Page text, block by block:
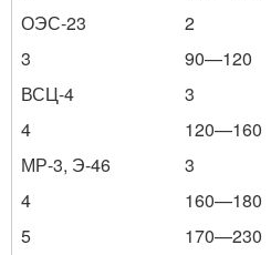
ОЭС-23
2
3
90—120
ВСЦ-4
3
4
120—160
МР-3, Э-46
3
4
160—180
5
170—230